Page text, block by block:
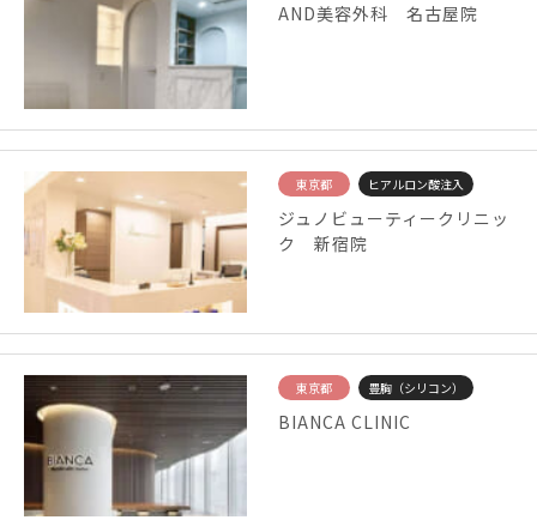
AND美容外科 名古屋院
東京都 ヒアルロン酸注入
ジュノビューティークリニッ
ク 新宿院
東京都 豊胸（シリコン）
BIANCA CLINIC